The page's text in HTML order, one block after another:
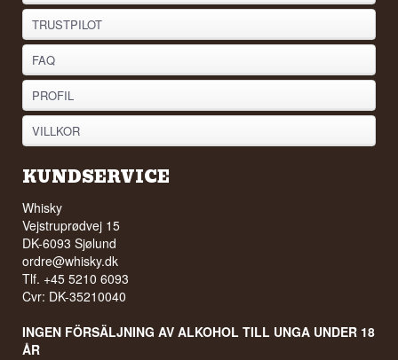
TRUSTPILOT
FAQ
PROFIL
VILLKOR
KUNDSERVICE
Whisky
Vejstruprødvej 15
DK-6093 Sjølund
ordre@whisky.dk
Tlf. +45 5210 6093
Cvr: DK-35210040
INGEN FÖRSÄLJNING AV ALKOHOL TILL UNGA UNDER 18
ÅR